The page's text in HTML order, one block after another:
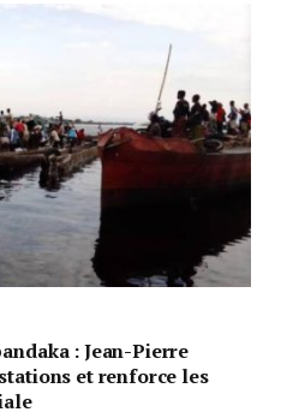
: Jean-Pierre
et renforce les